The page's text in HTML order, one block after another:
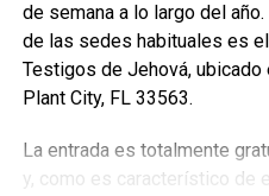
de semana a lo largo del
de las sedes habituales es
Testigos de Jehová, ubicado
Plant City, FL 33563.
La entrada es totalmente
y, como es característico de